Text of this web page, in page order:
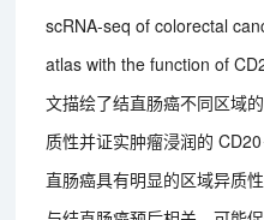
scRNA-seq of colorectal
atlas with the function of
文描绘了结直肠癌不同区域
质性并证实肿瘤浸润的
直肠癌具有明显的区域异质